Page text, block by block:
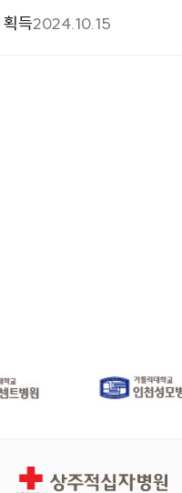
득2024.10.15
상주적십자병원